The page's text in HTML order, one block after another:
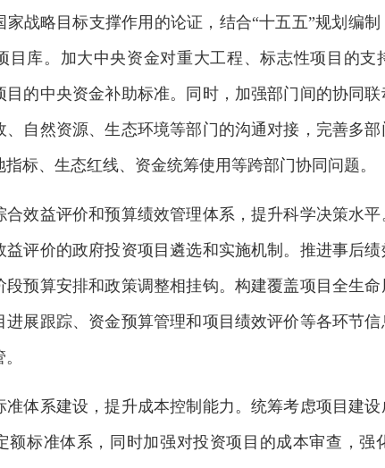
家战略目标支撑作用的论证，结合“十五五”规划编
目库。加大中央资金对重大工程、标志性项目的支
目的中央资金补助标准。同时，加强部门间的协同联
、自然资源、生态环境等部门的沟通对接，完善多
标、生态红线、资金统筹使用等跨部门协同问题。
合效益评价和预算绩效管理体系，提升科学决策水平
益评价的政府投资项目遴选和实施机制。推进事后
段预算安排和政策调整相挂钩。构建覆盖项目全生
进展跟踪、资金预算管理和项目绩效评价等各环节
准体系建设，提升成本控制能力。统筹考虑项目建
额标准体系，同时加强对投资项目的成本审查，强